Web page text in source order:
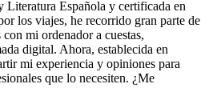
Literatura Española y certificada en
los viajes, he recorrido gran parte de
mi ordenador a cuestas,
digital. Ahora, establecida en
mi experiencia y opiniones para
que lo necesiten. ¿Me